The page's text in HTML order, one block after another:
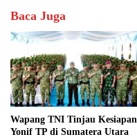
Baca Juga
Wapang TNI Tinjau Kesiapan
Yonif TP di Sumatera Utara